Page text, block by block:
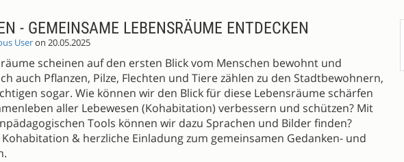
- GEMEINSAME LEBENSRÄUME ENTDECKEN
Useron 20.05.2025
scheinen auf den ersten Blick vom Menschen bewohnt und
auch Pflanzen, Pilze, Flechten und Tiere zählen zu den Stadtbewohnern,
sogar. Wie können wir den Blick für diese Lebensräume schärfen
aller Lebewesen (Kohabitation) verbessern und schützen? Mit
Tools können wir dazu Sprachen und Bilder finden?
& herzliche Einladung zum gemeinsamen Gedanken- und